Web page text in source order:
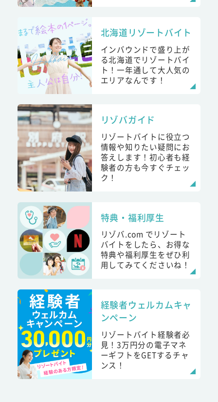
北海道リゾートバイト
インバウンドで盛り上が
る北海道でリゾートバイ
ト！一年通して大人気の
エリアなんです！
リゾバガイド
リゾートバイトに役立つ
情報や知りたい疑問にお
答えします！初心者も経
験者の方も今すぐチェッ
ク！
特典・福利厚生
リゾバ.com でリゾート
バイトをしたら、お得な
特典や福利厚生をぜひ利
用してみてくださいね！
経験者ウェルカムキャ
ンペーン
リゾートバイト経験者必
見！3万円分の電子マネ
ーギフトをGETするチャ
ンス！